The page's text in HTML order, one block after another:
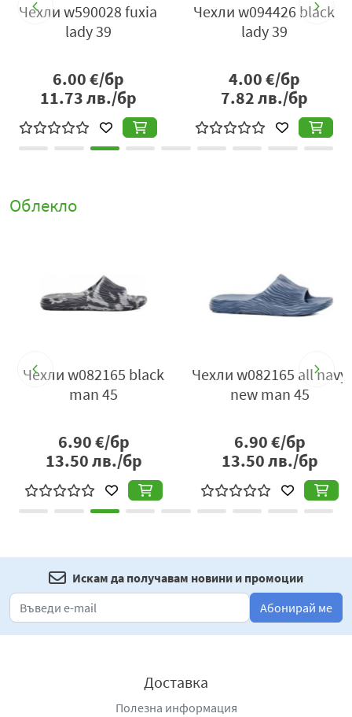
Чехли w590028 fuxia
lady 39
6.00€/бр
11.73лв./бр
Чехли w094426 black
lady 39
4.00€/бр
7.82лв./бр
Облекло
Чехли w082165 black
man 45
6.90€/бр
13.50лв./бр
Чехли w082165 all navy
new man 45
6.90€/бр
13.50лв./бр
Искам да получавам новини и промоции
Абонирай ме
Доставка
Полезна информация